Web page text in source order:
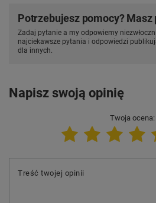
Potrzebujesz pomocy? Masz
Zadaj pytanie a my odpowiemy
najciekawsze pytania i odpowiedzi
dla innych.
Napisz swoją opinię
Twoja ocena:
Treść twojej opinii